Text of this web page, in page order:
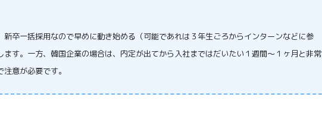
卒一括採用なので早めに動き始める（可能であれは３年生ごろからインターンなどに参
ます。一方、韓国企業の場合は、内定が出てから入社まではだいたい１週間〜１ヶ月と非常
意が必要です。